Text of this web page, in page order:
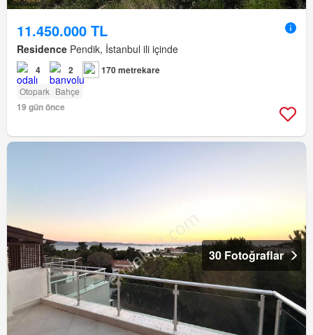
11.450.000 TL
Residence Pendik, İstanbul ili içinde
4 2 170 metrekare
Otopark Bahçe
19 gün önce
30 Fotoğraflar